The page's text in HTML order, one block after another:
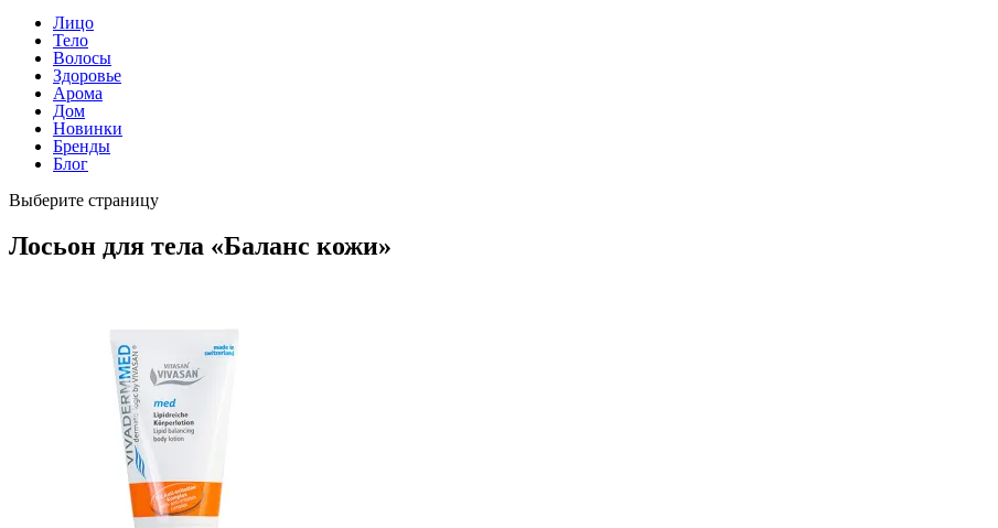
Лицо
Тело
Волосы
Здоровье
Арома
Дом
Новинки
Бренды
Блог
Выберите страницу
Лосьон для тела «Баланс кожи»